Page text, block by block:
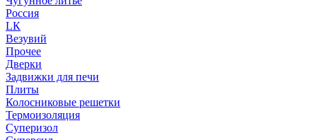
Россия
LК
Везувий
Прочее
Дверки
Задвижки для печи
Плиты
Колосниковые решетки
Термоизоляция
Суперизол